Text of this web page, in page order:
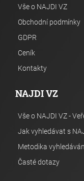
Vše o NAJDI VZ
Obchodní podmínky
GDPR
Ceník
Kontakty
NAJDI VZ
Vše o NAJDI VZ -
Jak vyhledávat s
Metodika
Časté dotazy